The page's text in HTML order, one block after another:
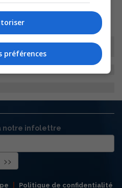
notre infolettre
Politique de confidentialité
préférences